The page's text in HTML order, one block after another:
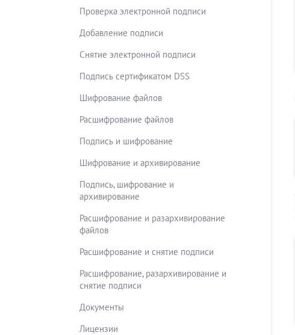
Проверка электронной подписи
Добавление подписи
Снятие электронной подписи
Подпись сертификатом DSS
Шифрование файлов
Расшифрование файлов
Подпись и шифрование
Шифрование и архивирование
Подпись, шифрование и
архивирование
Расшифрование и разархивирование
файлов
Расшифрование и снятие подписи
Расшифрование, разархивирование и
снятие подписи
Документы
Лицензии